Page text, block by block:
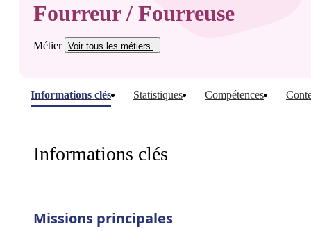
Fourreur / Fourreuse
Métier Voir tous les métiers
Informations clés Statistiques Compétences
Informations clés
Missions principales